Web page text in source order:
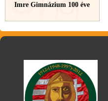
Imre Gimnázium 100 éve